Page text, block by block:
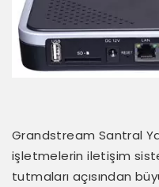
Grandstream Santral
işletmelerin iletişim
tutmaları açısından